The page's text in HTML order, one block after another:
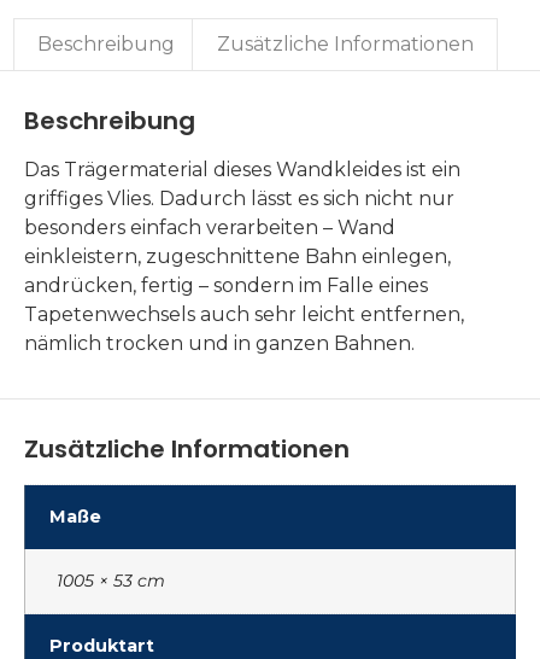
Beschreibung Zusätzliche Informationen
Beschreibung
Das Trägermaterial dieses Wandkleides ist ein
griffiges Vlies. Dadurch lässt es sich nicht nur
besonders einfach verarbeiten – Wand
einkleistern, zugeschnittene Bahn einlegen,
andrücken, fertig – sondern im Falle eines
Tapetenwechsels auch sehr leicht entfernen,
nämlich trocken und in ganzen Bahnen.
Zusätzliche Informationen
Maße
1005 × 53 cm
Produktart